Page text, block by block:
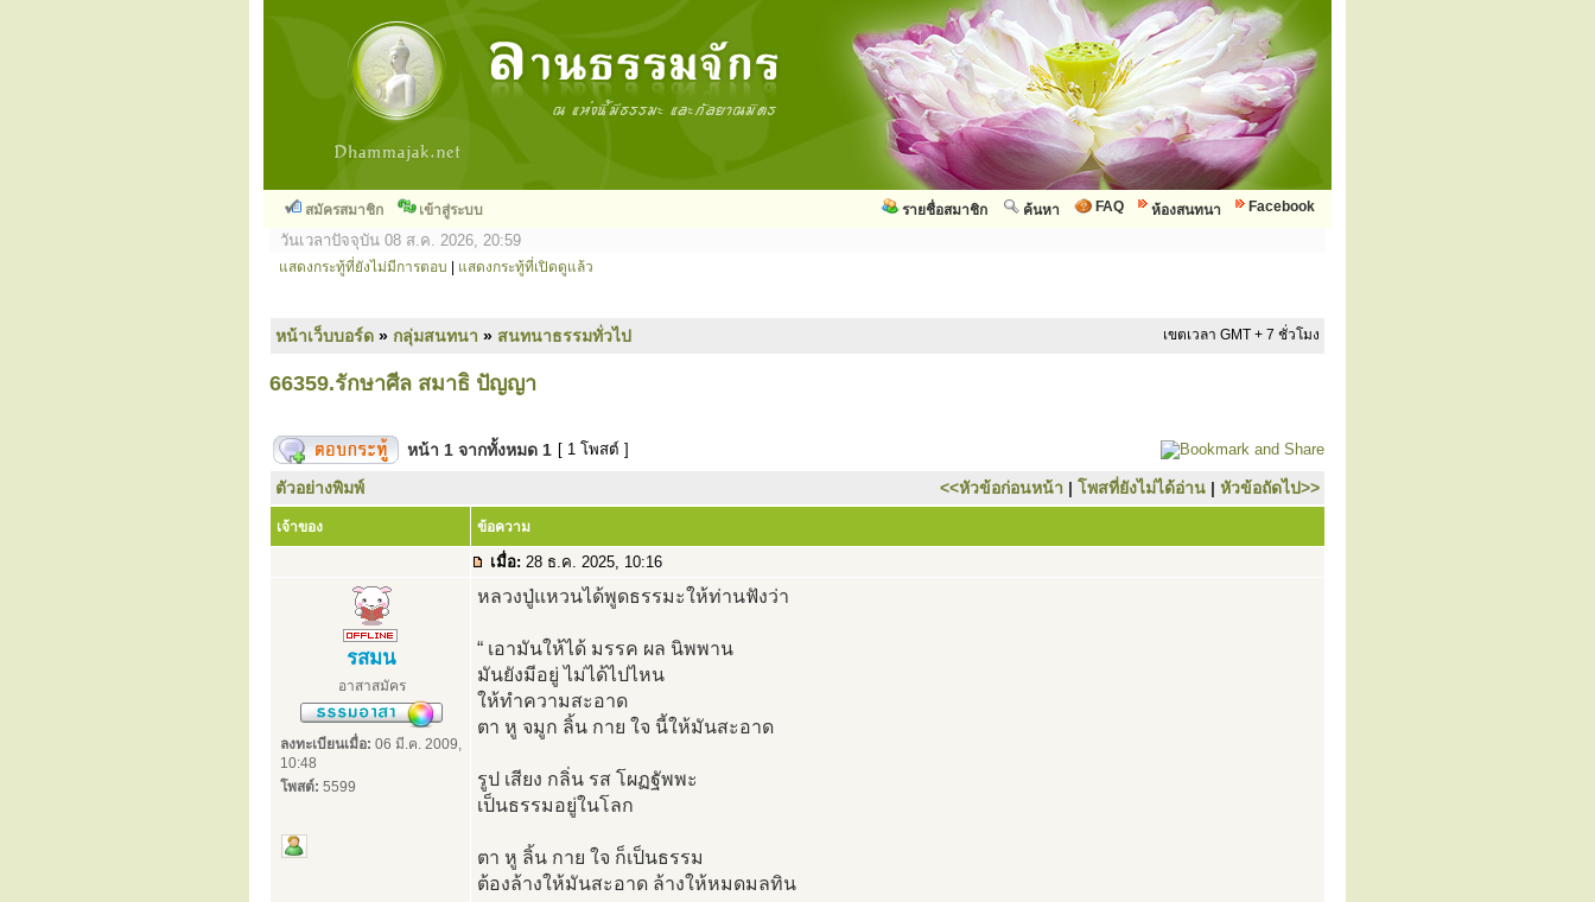
สมัครสมาชิก เข้าสู่ระบบ Facebook
ห้องสนทนา
FAQ
ค้นหา
รายชื่อสมาชิก
วันเวลาปัจจุบัน 08 ส.ค. 2026, 20:59
แสดงกระทู้ที่ยังไม่มีการตอบ แสดงกระทู้ที่เปิดดูแล้ว
หน้าเว็บบอร์ด » กลุ่มสนทนา » สนทนาธรรมทั่วไป เขตเวลา GMT + 7 ชั่วโมง
66359.รักษาศีล สมาธิ ปัญญา
หน้า 1 จากทั้งหมด 1 [ 1 โพสต์ ]
ตัวอย่างพิมพ์ <<หัวข้อก่อนหน้า | โพสที่ยังไม่ได้อ่าน | หัวข้อถัดไป>>
เจ้าของ ข้อความ
เมื่อ: 28 ธ.ค. 2025, 10:16
รสมน
อาสาสมัคร
ลงทะเบียนเมื่อ: 06 มี.ค. 2009,
10:48
โพสต์: 5599
หลวงปู่แหวนได้พูดธรรมะให้ท่านฟังว่า
“ เอามันให้ได้ มรรค ผล นิพพาน
มันยังมีอยู่ ไม่ได้ไปไหน
ให้ทำความสะอาด
ตา หู จมูก ลิ้น กาย ใจ นี้ให้มันสะอาด
รูป เสียง กลิ่น รส โผฏฐัพพะ
เป็นธรรมอยู่ในโลก
ตา หู ลิ้น กาย ใจ ก็เป็นธรรม
ต้องล้างให้มันสะอาด ล้างให้หมดมลทิน